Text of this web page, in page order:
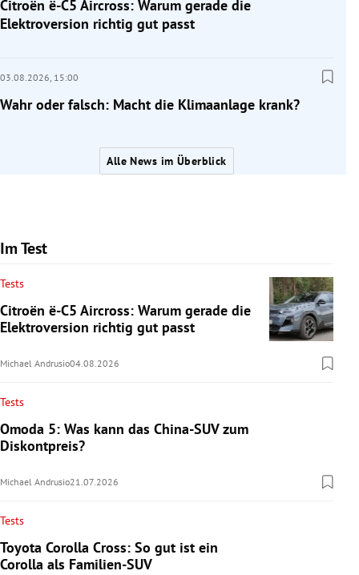
Citroën ë-C5 Aircross: Warum gerade die
Elektroversion richtig gut passt
03.08.2026, 15:00
Wahr oder falsch: Macht die Klimaanlage krank?
Alle News im Überblick
Im Test
Tests
Citroën ë-C5 Aircross: Warum gerade die
Elektroversion richtig gut passt
Michael Andrusio04.08.2026
Tests
Omoda 5: Was kann das China-SUV zum
Diskontpreis?
Michael Andrusio21.07.2026
Tests
Toyota Corolla Cross: So gut ist ein
Corolla als Familien-SUV